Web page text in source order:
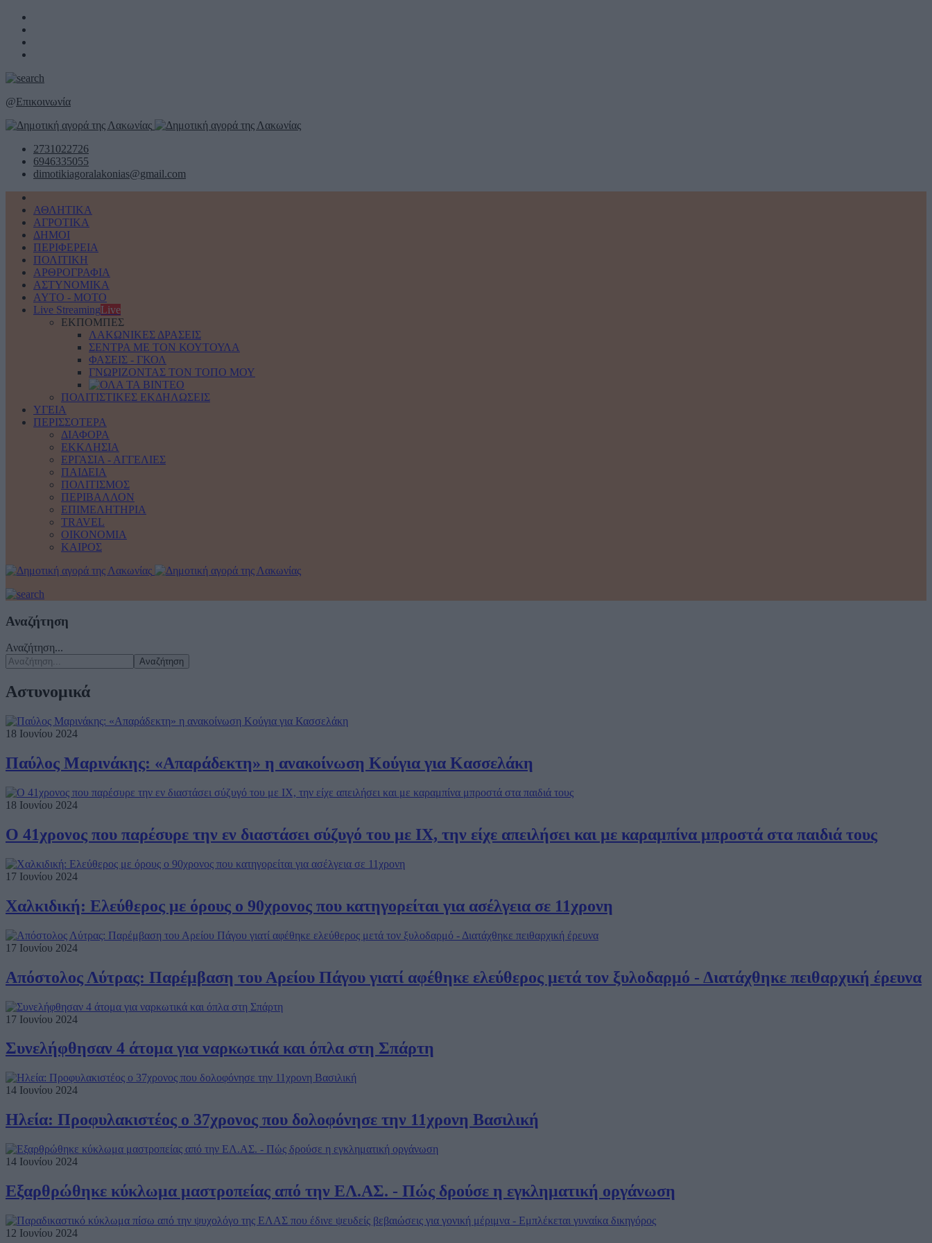
@Επικοινωνία
2731022726
6946335055
dimotikiagoralakonias@gmail.com
ΑΘΛΗΤΙΚΑ
ΑΓΡΟΤΙΚΑ
ΔΗΜΟΙ
ΠΕΡΙΦΕΡΕΙΑ
ΠΟΛΙΤΙΚΗ
ΑΡΘΡΟΓΡΑΦΙΑ
ΑΣΤΥΝΟΜΙΚΑ
AYTO - MOTO
Live StreamingLive
ΕΚΠΟΜΠΕΣ
ΛΑΚΩΝΙΚΕΣ ΔΡΑΣΕΙΣ
ΣΕΝΤΡΑ ΜΕ ΤΟΝ ΚΟΥΤΟΥΛΑ
ΦΑΣΕΙΣ - ΓΚΟΛ
ΓΝΩΡΙΖΟΝΤΑΣ ΤΟΝ ΤΟΠΟ ΜΟΥ
ΠΟΛΙΤΙΣΤΙΚΕΣ ΕΚΔΗΛΩΣΕΙΣ
ΥΓΕΙΑ
ΠΕΡΙΣΣΟΤΕΡΑ
ΔΙΑΦΟΡΑ
ΕΚΚΛΗΣΙΑ
ΕΡΓΑΣΙΑ - ΑΓΓΕΛΙΕΣ
ΠΑΙΔΕΙΑ
ΠΟΛΙΤΙΣΜΟΣ
ΠΕΡΙΒΑΛΛΟΝ
ΕΠΙΜΕΛΗΤΗΡΙΑ
TRAVEL
ΟΙΚΟΝΟΜΙΑ
ΚΑΙΡΟΣ
Αναζήτηση
Αναζήτηση...
Αναζήτηση
Αστυνομικά
18 Ιουνίου 2024
Παύλος Μαρινάκης: «Απαράδεκτη» η ανακοίνωση Κούγια για Κασσελάκη
18 Ιουνίου 2024
Ο 41χρονος που παρέσυρε την εν διαστάσει σύζυγό του με IX, την είχε απειλήσει και με καραμπίνα μπροστά στα παιδιά τους
17 Ιουνίου 2024
Χαλκιδική: Ελεύθερος με όρους ο 90χρονος που κατηγορείται για ασέλγεια σε 11χρονη
17 Ιουνίου 2024
Απόστολος Λύτρας: Παρέμβαση του Αρείου Πάγου γιατί αφέθηκε ελεύθερος μετά τον ξυλοδαρμό - Διατάχθηκε πειθαρχική έρευνα
17 Ιουνίου 2024
Συνελήφθησαν 4 άτομα για ναρκωτικά και όπλα στη Σπάρτη
14 Ιουνίου 2024
Ηλεία: Προφυλακιστέος ο 37χρονος που δολοφόνησε την 11χρονη Βασιλική
14 Ιουνίου 2024
Εξαρθρώθηκε κύκλωμα μαστροπείας από την ΕΛ.ΑΣ. - Πώς δρούσε η εγκληματική οργάνωση
12 Ιουνίου 2024